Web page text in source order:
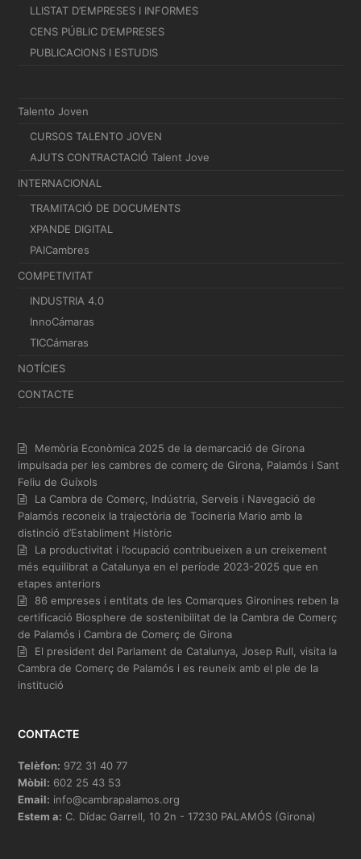
LLISTAT D’EMPRESES I INFORMES
CENS PÚBLIC D’EMPRESES
PUBLICACIONS I ESTUDIS
Talento Joven
CURSOS TALENTO JOVEN
AJUTS CONTRACTACIÓ Talent Jove
INTERNACIONAL
TRAMITACIÓ DE DOCUMENTS
XPANDE DIGITAL
PAICambres
COMPETIVITAT
INDUSTRIA 4.0
InnoCámaras
TICCámaras
NOTÍCIES
CONTACTE
Memòria Econòmica 2025 de la demarcació de Girona
impulsada per les cambres de comerç de Girona, Palamós i Sant
Feliu de Guíxols
La Cambra de Comerç, Indústria, Serveis i Navegació de
Palamós reconeix la trajectòria de Tocineria Mario amb la
distinció d’Establiment Històric
La productivitat i l’ocupació contribueixen a un creixement
més equilibrat a Catalunya en el període 2023-2025 que en
etapes anteriors
86 empreses i entitats de les Comarques Gironines reben la
certificació Biosphere de sostenibilitat de la Cambra de Comerç
de Palamós i Cambra de Comerç de Girona
El president del Parlament de Catalunya, Josep Rull, visita la
Cambra de Comerç de Palamós i es reuneix amb el ple de la
institució
CONTACTE
Telèfon: 972 31 40 77
Mòbil: 602 25 43 53
Email: info@cambrapalamos.org
Estem a: C. Dídac Garrell, 10 2n - 17230 PALAMÓS (Girona)